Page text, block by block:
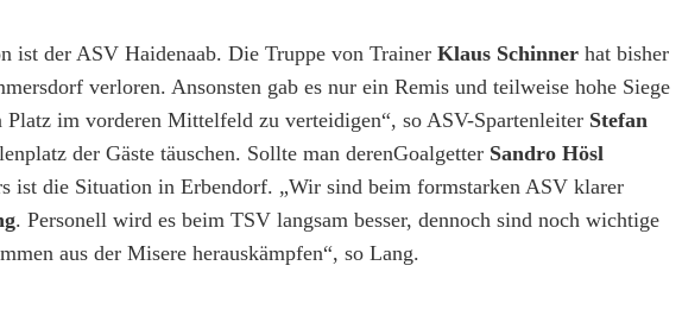
ist der ASV Haidenaab. Die Truppe von Trainer Klaus Schinner hat bisher
verloren. Ansonsten gab es nur ein Remis und teilweise hohe Siege
Platz im vorderen Mittelfeld zu verteidigen“, so ASV-Spartenleiter Stefan
der Gäste täuschen. Sollte man derenGoalgetter Sandro Hösl
ist die Situation in Erbendorf. „Wir sind beim formstarken ASV klarer
. Personell wird es beim TSV langsam besser, dennoch sind noch wichtige
aus der Misere herauskämpfen“, so Lang.